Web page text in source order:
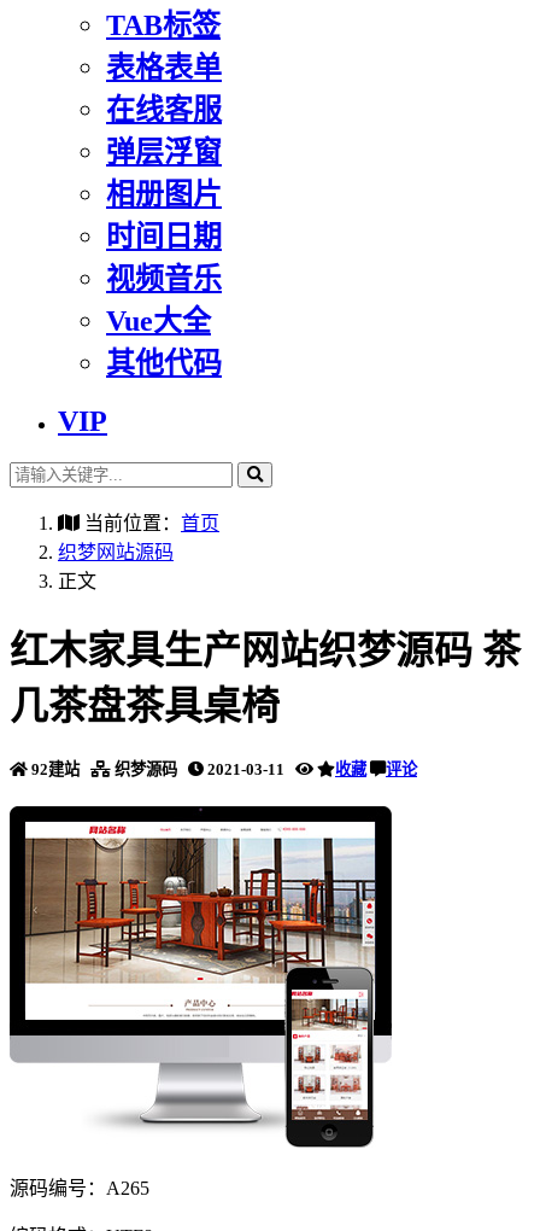
TAB标签
表格表单
在线客服
弹层浮窗
相册图片
时间日期
视频音乐
Vue大全
其他代码
VIP
当前位置： 首页
织梦网站源码
正文
红木家具生产网站织梦源码 茶
几茶盘茶具桌椅
92建站 织梦源码 2021-03-11 收藏 评论
源码编号：A265